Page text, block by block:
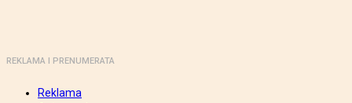
REKLAMA I PRENUMERATA
Reklama